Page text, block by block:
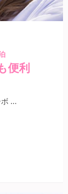
便利
ボ …